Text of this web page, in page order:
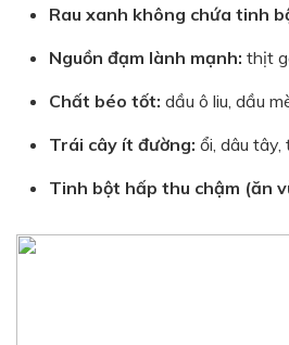
Rau xanh không chứa tinh
Nguồn đạm lành mạnh: thịt
Chất béo tốt: dầu ô liu, dầu
Trái cây ít đường: ổi, dâu tây,
Tinh bột hấp thu chậm (ăn